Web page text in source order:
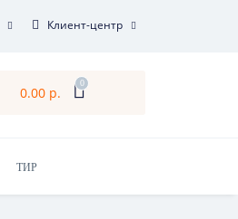
Клиент-центр
0.00 р.
0
ТИР